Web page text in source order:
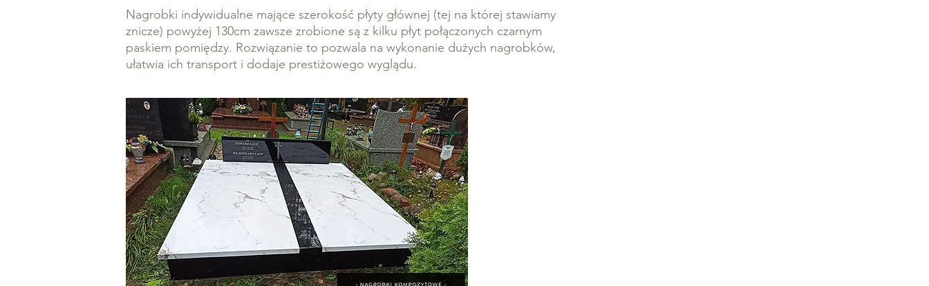
Nagrobki indywidualne mające szerokość płyty głównej (tej na której stawiamy
znicze) powyżej 130cm zawsze zrobione są z kilku płyt połączonych czarnym
paskiem pomiędzy. Rozwiązanie to pozwala na wykonanie dużych nagrobków,
ułatwia ich transport i dodaje prestiżowego wyglądu.